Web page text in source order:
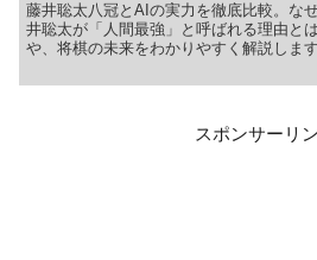
藤井聡太八冠とAIの実力を徹底比較。な
井聡太が「人間最強」と呼ばれる理由と
や、将棋の未来をわかりやすく解説します
スポンサーリ